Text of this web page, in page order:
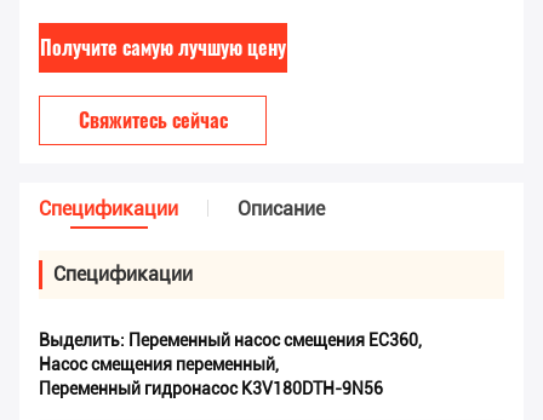
Получите самую лучшую цену
Свяжитесь сейчас
Спецификации Описание
Спецификации
Выделить: Переменный насос смещения EC360,
Насос смещения переменный,
Переменный гидронасос K3V180DTH-9N56